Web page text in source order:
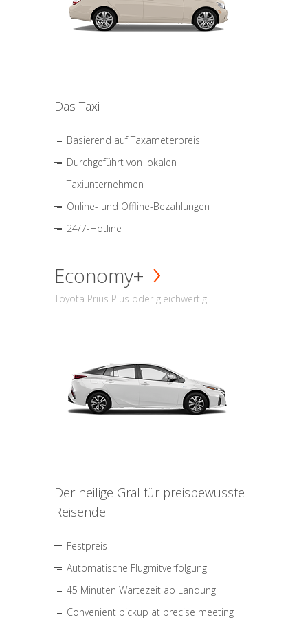
Das Taxi
Basierend auf Taxameterpreis
Durchgeführt von lokalen
Taxiunternehmen
Online- und Offline-Bezahlungen
24/7-Hotline
Economy+
Toyota Prius Plus oder gleichwertig
Der heilige Gral für preisbewusste
Reisende
Festpreis
Automatische Flugmitverfolgung
45 Minuten Wartezeit ab Landung
Convenient pickup at precise meeting